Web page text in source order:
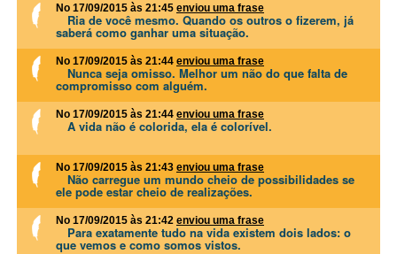
No 17/09/2015 às 21:45 enviou uma frase
Ria de você mesmo. Quando os outros o fizerem, já
saberá como ganhar uma situação.
No 17/09/2015 às 21:44 enviou uma frase
Nunca seja omisso. Melhor um não do que falta de
compromisso com alguém.
No 17/09/2015 às 21:44 enviou uma frase
A vida não é colorida, ela é colorível.
No 17/09/2015 às 21:43 enviou uma frase
Não carregue um mundo cheio de possibilidades se
ele pode estar cheio de realizações.
No 17/09/2015 às 21:42 enviou uma frase
Para exatamente tudo na vida existem dois lados: o
que vemos e como somos vistos.